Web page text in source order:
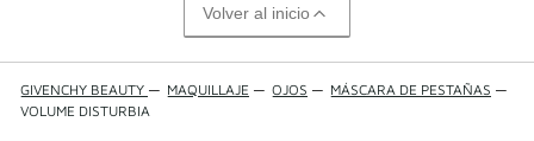
Volver al inicio
GIVENCHY BEAUTY — MAQUILLAJE — OJOS — MÁSCARA DE PESTAÑAS —
VOLUME DISTURBIA